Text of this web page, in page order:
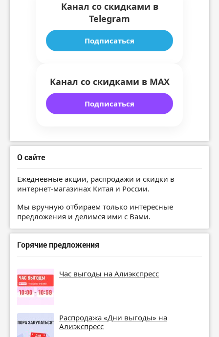
Канал со скидками в
Telegram
Подписаться
Канал со скидками в MAX
Подписаться
О сайте
Ежедневные акции, распродажи и скидки в
интернет-магазинах Китая и России.
Мы вручную отбираем только интересные
предложения и делимся ими с Вами.
Горячие предложения
Час выгоды на Алиэкспресс
Распродажа «Дни выгоды» на
Алиэкспресс